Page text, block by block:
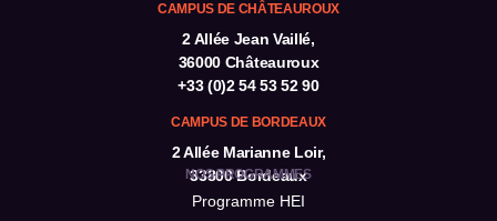
CAMPUS DE CHÂTEAUROUX
2 Allée Jean Vaillé,
36000 Châteauroux
+33 (0)2 54 53 52 90
CAMPUS DE BORDEAUX
2 Allée Marianne Loir,
33800 Bordeaux
NOS PROGRAMMES
Programme HEI